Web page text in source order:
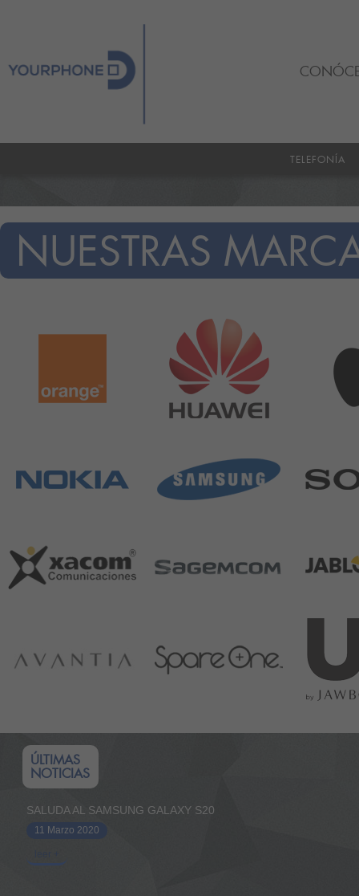
TELEFONÍA
NUESTRAS
ÚLTIMAS
NOTICIAS
SALUDA AL SAMSUNG GALAXY S20
11 Marzo 2020